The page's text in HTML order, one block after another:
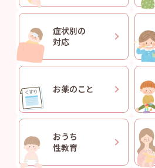
症状別の
対応
お薬のこと
おうち
性教育